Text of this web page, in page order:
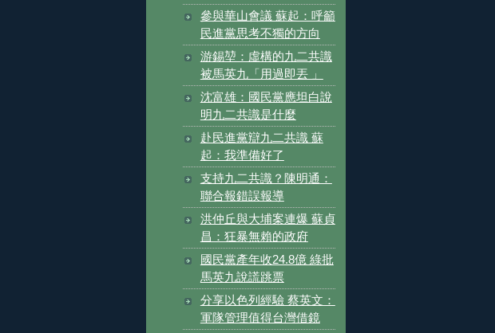
參與華山會議 蘇起：呼籲
民進黨思考不獨的方向
游錫堃：虛構的九二共識
被馬英九「用過即丟 」
沈富雄：國民黨應坦白說
明九二共識是什麼
赴民進黨辯九二共識 蘇
起：我準備好了
支持九二共識？陳明通：
聯合報錯誤報導
洪仲丘與大埔案連爆 蘇貞
昌：狂暴無賴的政府
國民黨產年收24.8億 綠批
馬英九說謊跳票
分享以色列經驗 蔡英文：
軍隊管理值得台灣借鏡